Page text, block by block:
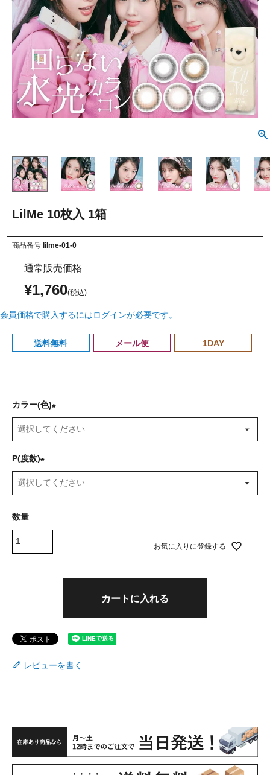
LilMe 10枚入 1箱
商品番号 lilme-01-0
通常販売価格
¥1,760
会員価格で購入するにはログインが必要です。
送料無料 メール便 1DAY
カラー(色)
必
)
P(度数)
必
お気に入りに登録する
カートに入れる
レビューを書く